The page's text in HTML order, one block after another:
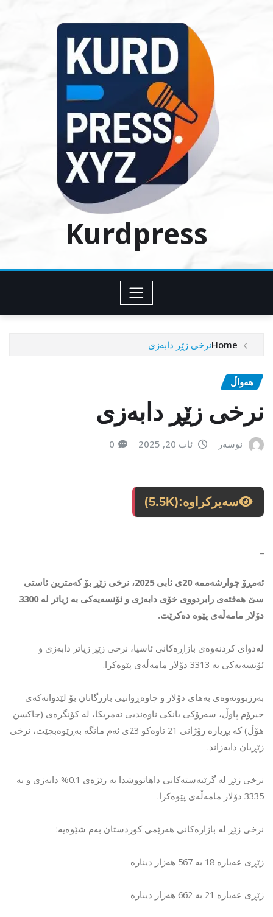
Kurdpress
Homeنرخی زێڕ دابەزی
هەواڵ
نرخی زێڕ دابەزی
نوسەر ئاب 20, 2025 0
سەیرکراوە:(5.5K)
ئەمڕۆ چوارشەممە 20ی ئابی 2025، نرخی زێڕ بۆ کەمترین ئاستی
سێ هەفتەی رابردووی خۆی دابەزی و ئۆنسەیەکی بە زیاتر لە 3300
دۆلار مامەڵەی پێوە دەکرێت.
لەدوای کردنەوەی بازاڕەکانی ئاسیا، نرخی زێڕ زیاتر دابەزی و
ئۆنسەیەکی بە 3313 دۆلار مامەڵەی پێوەکرا.
بەرزبوونەوەی بەهای دۆلار و چاوەڕوانیی بازرگانان بۆ لێدوانەکەی
جیرۆم پاوڵ، سەرۆکی بانکی ناوەندیی ئەمریکا، لە کۆنگرەی (جاکسن
هۆڵ) کە بڕیارە رۆژانی 21 تاوەکو 23ی ئەم مانگە بەڕێوەبچێت، نرخی
زێڕیان دابەزاند.
نرخی زێڕ لە گرێبەستەکانی داهاتووشدا بە رێژەی 0.1% دابەزی و بە
3335 دۆلار مامەڵەی پێوەکرا.
نرخی زێڕ لە بازارەکانی هەرێمی کوردستان بەم شێوەیە:
زێڕی عەیارە 18 بە 567 هەزار دینارە
زێڕی عەیارە 21 بە 662 هەزار دینارە